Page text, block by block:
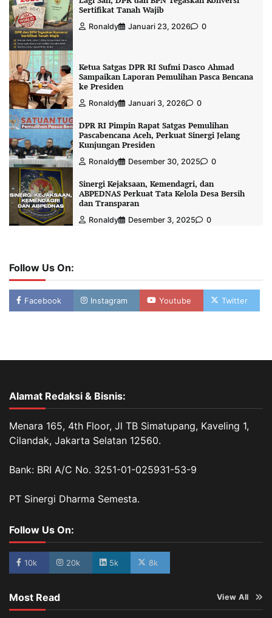
Sertifikat Tanah Wajib
Ronaldy Januari 23, 2026 0
Ketua Satgas DPR RI Sufmi Dasco Ahmad
Sampaikan Laporan Pemulihan Pasca Bencana
ke Presiden
Ronaldy Januari 3, 2026 0
DPR RI Pimpin Rapat Satgas Pemulihan
Pascabencana Aceh, Perkuat Sinergi Jelang
Kunjungan Presiden
Ronaldy Desember 30, 2025 0
Sinergi Kejaksaan, Kemendagri, dan
ABPEDNAS Perkuat Tata Kelola Desa Bersih
dan Transparan
Ronaldy Desember 3, 2025 0
Follow Us On:
Facebook Instagram Youtube Twitter
Alamat Redaksi & Bisnis:
Menara 165, 4th Floor, Jl TB Simatupang, Kaveling 1,
Cilandak, Jakarta Selatan 12560.
Bank: BRI A/C No. 3251-01-025931-53-9
PT Sinergi Dharma Semesta.
Follow Us On:
10k 20k 5k 8k
Most Read View All